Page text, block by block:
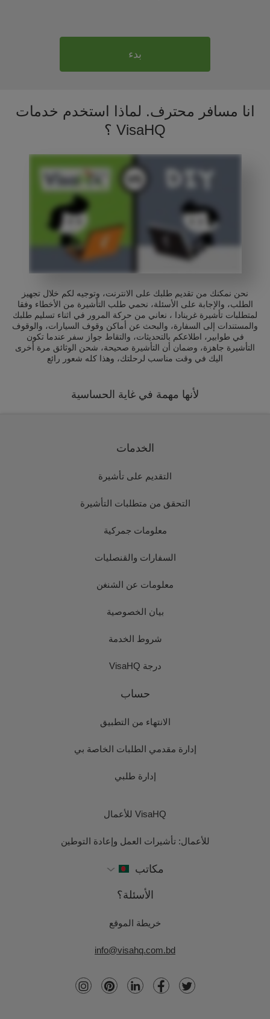
بدء
انا مسافر محترف. لماذا استخدم خدمات
VisaHQ ؟
نحن نمكنك من تقديم طلبك على الانترنت، وتوجيه لكم خلال تجهيز
الطلب، والإجابة على الأسئلة، نحمي طلب التأشيرة من الأخطاء وفقا
لمتطلبات تأشيرة غرينادا ، نعاني من حركة المرور في اثناء تسليم طلبك
والمستندات إلى السفارة، والبحث عن أماكن وقوف السيارات، والوقوف
في طوابير، اطلاعكم بالتحديثات، والتقاط جواز سفر عندما تكون
التأشيرة جاهزة، وضمان أن التأشيرة صحيحة، شحن الوثائق مرة أخرى
اليك في وقت مناسب لرحلتك، وهذا كله شعور رائع
لأنها مهمة في غاية الحساسية
الخدمات
التقديم على تأشيرة
التحقق من متطلبات التأشيرة
معلومات جمركية
السفارات والقنصليات
معلومات عن الشنغن
بيان الخصوصية
شروط الخدمة
درجة VisaHQ
حساب
الانتهاء من التطبيق
إدارة مقدمي الطلبات الخاصة بي
إدارة طلبي
VisaHQ للأعمال
للأعمال: تأشيرات العمل وإعادة التوطين
مكاتب
الأسئلة؟
خريطة الموقع
info@visahq.com.bd